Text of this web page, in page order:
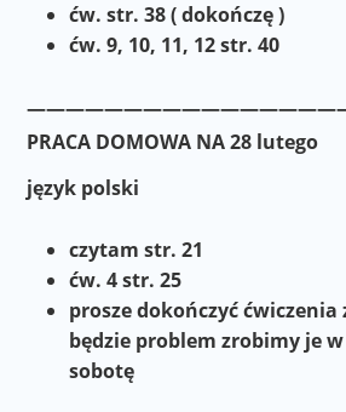
ćw. str. 38 ( dokończę )
ćw. 9, 10, 11, 12 str. 40
PRACA DOMOWA NA 28 lutego
język polski
czytam str. 21
ćw. 4 str. 25
prosze dokończyć ćwiczenia
będzie problem zrobimy je
sobotę